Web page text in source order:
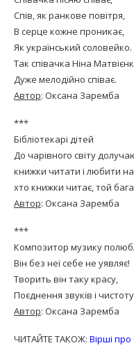
Спів, як ранкове повітря,
В серце кожне проникає,
Як український соловейко.
Так співачка Ніна
Дуже мелодійно співає.
Автор: Оксана Заремба
***
Бібліотекарі дітей
До чарівного світу
книжки читати і любити
хто книжки читає, той
Автор: Оксана Заремба
***
Композитор музику
Він без неї себе не уявляє!
Творить він таку красу,
Поєднення звуків і
Автор: Оксана Заремба
ЧИТАЙТЕ ТАКОЖ: Вірші